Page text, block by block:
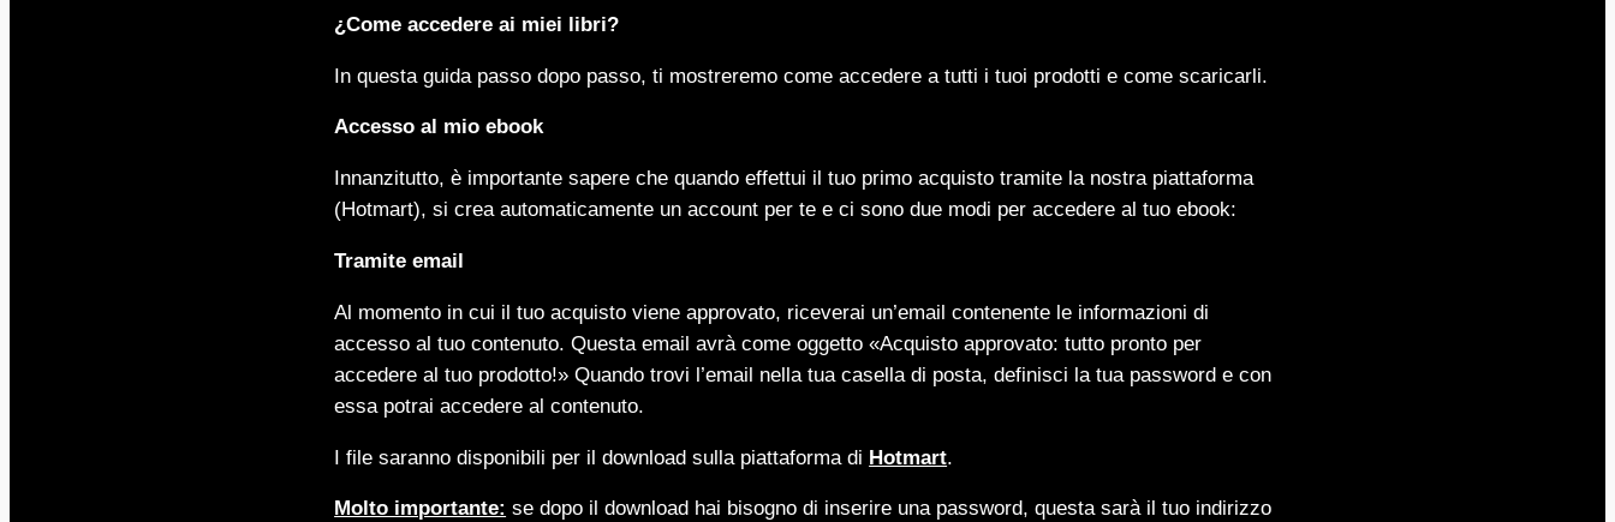
¿Come accedere ai miei libri?
In questa guida passo dopo passo, ti mostreremo come accedere a tutti i tuoi prodotti e come scaricarli.
Accesso al mio ebook
Innanzitutto, è importante sapere che quando effettui il tuo primo acquisto tramite la nostra piattaforma
(Hotmart), si crea automaticamente un account per te e ci sono due modi per accedere al tuo ebook:
Tramite email
Al momento in cui il tuo acquisto viene approvato, riceverai un’email contenente le informazioni di
accesso al tuo contenuto. Questa email avrà come oggetto «Acquisto approvato: tutto pronto per
accedere al tuo prodotto!» Quando trovi l’email nella tua casella di posta, definisci la tua password e con
essa potrai accedere al contenuto.
I file saranno disponibili per il download sulla piattaforma di Hotmart.
Molto importante: se dopo il download hai bisogno di inserire una password, questa sarà il tuo indirizzo